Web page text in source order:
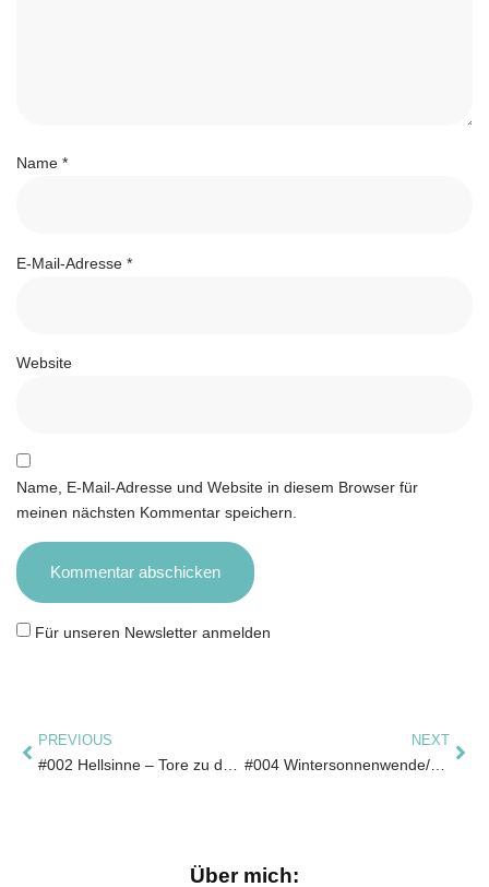
Name *
E-Mail-Adresse *
Website
Name, E-Mail-Adresse und Website in diesem Browser für
meinen nächsten Kommentar speichern.
Für unseren Newsletter anmelden
PREVIOUS NEXT
#004 Wintersonnenwende/Rauhnächte
Über mich: